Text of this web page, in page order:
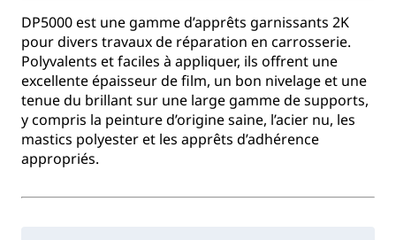
DP5000 est une gamme d’apprêts garnissants 2K
pour divers travaux de réparation en carrosserie.
Polyvalents et faciles à appliquer, ils offrent une
excellente épaisseur de film, un bon nivelage et une
tenue du brillant sur une large gamme de supports,
y compris la peinture d’origine saine, l’acier nu, les
mastics polyester et les apprêts d’adhérence
appropriés.